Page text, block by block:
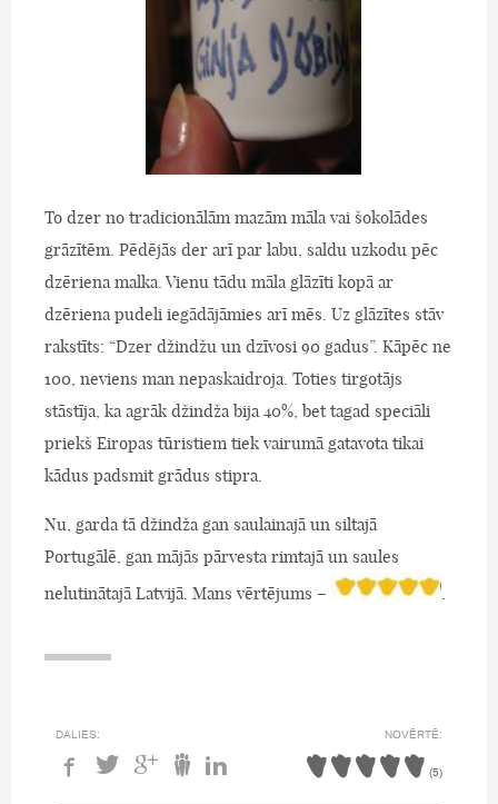
To dzer no tradicionālām mazām māla vai šokolādes
grāzītēm. Pēdējās der arī par labu, saldu uzkodu pēc
dzēriena malka. Vienu tādu māla glāzīti kopā ar
dzēriena pudeli iegādājāmies arī mēs. Uz glāzītes stāv
rakstīts: “Dzer džindžu un dzīvosi 90 gadus”. Kāpēc ne
100, neviens man nepaskaidroja. Toties tirgotājs
stāstīja, ka agrāk džindža bija 40%, bet tagad speciāli
priekš Eiropas tūristiem tiek vairumā gatavota tikai
kādus padsmit grādus stipra.
Nu, garda tā džindža gan saulainajā un siltajā
Portugālē, gan mājās pārvesta rimtajā un saules
nelutinātajā Latvijā. Mans vērtējums –
.
DALIES: NOVĒRTĒ:
(5)